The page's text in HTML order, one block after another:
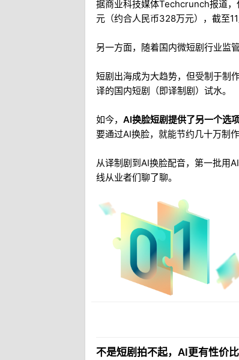
据商业科技媒体Techcrunch报道
元（约合人民币328万元），截至
另一方面，随着国内微短剧行业监
短剧出海成为大趋势，但受制于制
译的国内短剧（即译制剧）试水。
如今， AI换脸短剧提供了另一个选
要通过AI换脸，就能节约几十万制
从译制剧到AI换脸配音，第一批用
线从业者们聊了聊。
不是短剧拍不起，AI更有性价比